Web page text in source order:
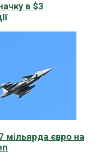
в $3
мільярда євро на